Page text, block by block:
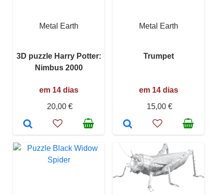
Metal Earth
3D puzzle Harry Potter:
Nimbus 2000
em 14 dias
20,00 €
Metal Earth
Trumpet
em 14 dias
15,00 €